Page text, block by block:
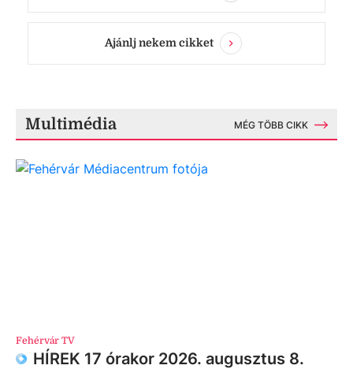
Ajánlj nekem cikket
Multimédia MÉG TÖBB CIKK
Fehérvár TV
HÍREK 17 órakor 2026. augusztus 8.